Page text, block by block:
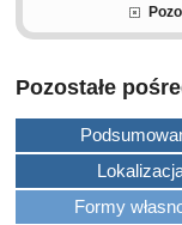
Pozostałe
Formy